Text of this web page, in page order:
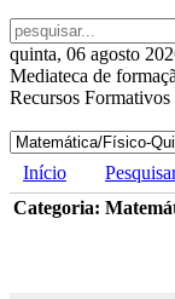
quinta, 06 agosto
Mediateca de
Recursos
Início
Categoria: